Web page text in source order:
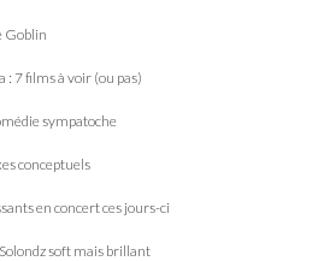
Goblin
: 7 films à voir (ou pas)
sympatoche
conceptuels
en concert ces jours-ci
soft mais brillant